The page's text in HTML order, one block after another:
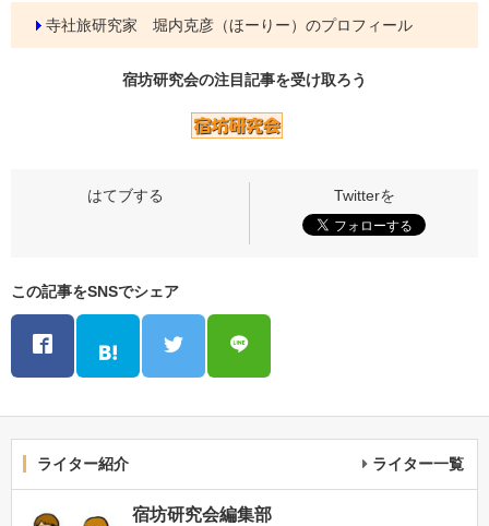
寺社旅研究家 堀内克彦（ほーりー）のプロフィール
宿坊研究会の注目記事を受け取ろう
この記事をSNSでシェア
ライター紹介 ライター一覧
宿坊研究会編集部